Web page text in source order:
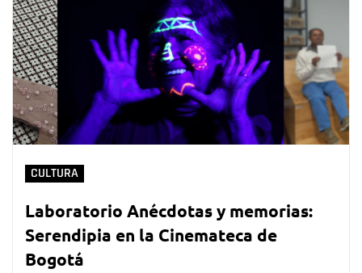
CULTURA
Laboratorio Anécdotas y memorias:
Serendipia en la Cinemateca de
Bogotá